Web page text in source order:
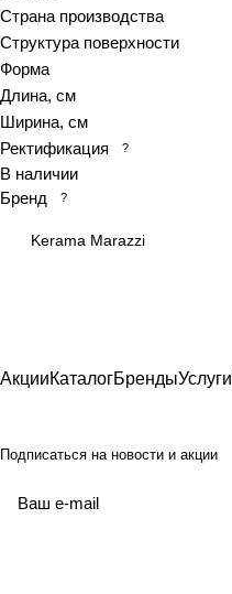
Arts
Ascot
Asher
At.Aren
At.Elite
At.Piraeus
Belek
Beton Grey
Black Calacatta
Страна производства
Структура поверхности
Форма
Длина, см
Ширина, см
Ректификация
?
В наличии
Бренд
?
Kerama Marazzi
АкцииКаталогБрендыУслуги
Подписаться на новости и акции